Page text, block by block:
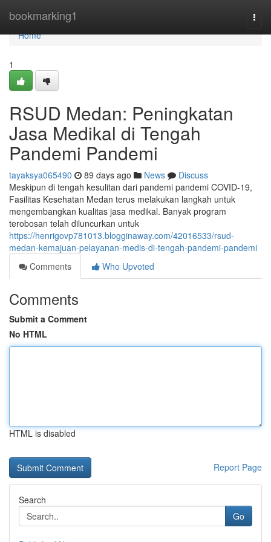
bookmarking1
Home
Home
1
RSUD Medan: Peningkatan
Jasa Medikal di Tengah
Pandemi Pandemi
tayaksya065490 89 days ago News
Discuss
Meskipun di tengah kesulitan dari pandemi pandemi COVID-19,
Fasilitas Kesehatan Medan terus melakukan langkah untuk
mengembangkan kualitas jasa medikal. Banyak program
terobosan telah diluncurkan untuk
https://henrigovp781013.blogginaway.com/42016533/rsud-
medan-kemajuan-pelayanan-medis-di-tengah-pandemi-pandemi
Comments
Who Upvoted
Comments
Submit a Comment
No HTML
HTML is disabled
Report Page
Search
Go